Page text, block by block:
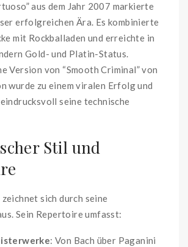
aus dem Jahr 2007 markierte
erfolgreichen Ära. Es kombinierte
mit Rockballaden und erreichte in
Gold- und Platin-Status.
Version von “Smooth Criminal” von
wurde zu einem viralen Erfolg und
seine technische
Stil und
zeichnet sich durch seine
Sein Repertoire umfasst:
: Von Bach über Paganini